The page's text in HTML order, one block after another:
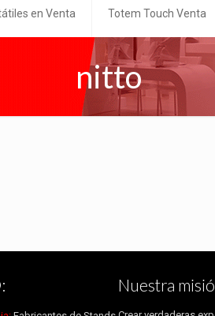
en Venta Totem Touch Venta
nitto
Nuestra